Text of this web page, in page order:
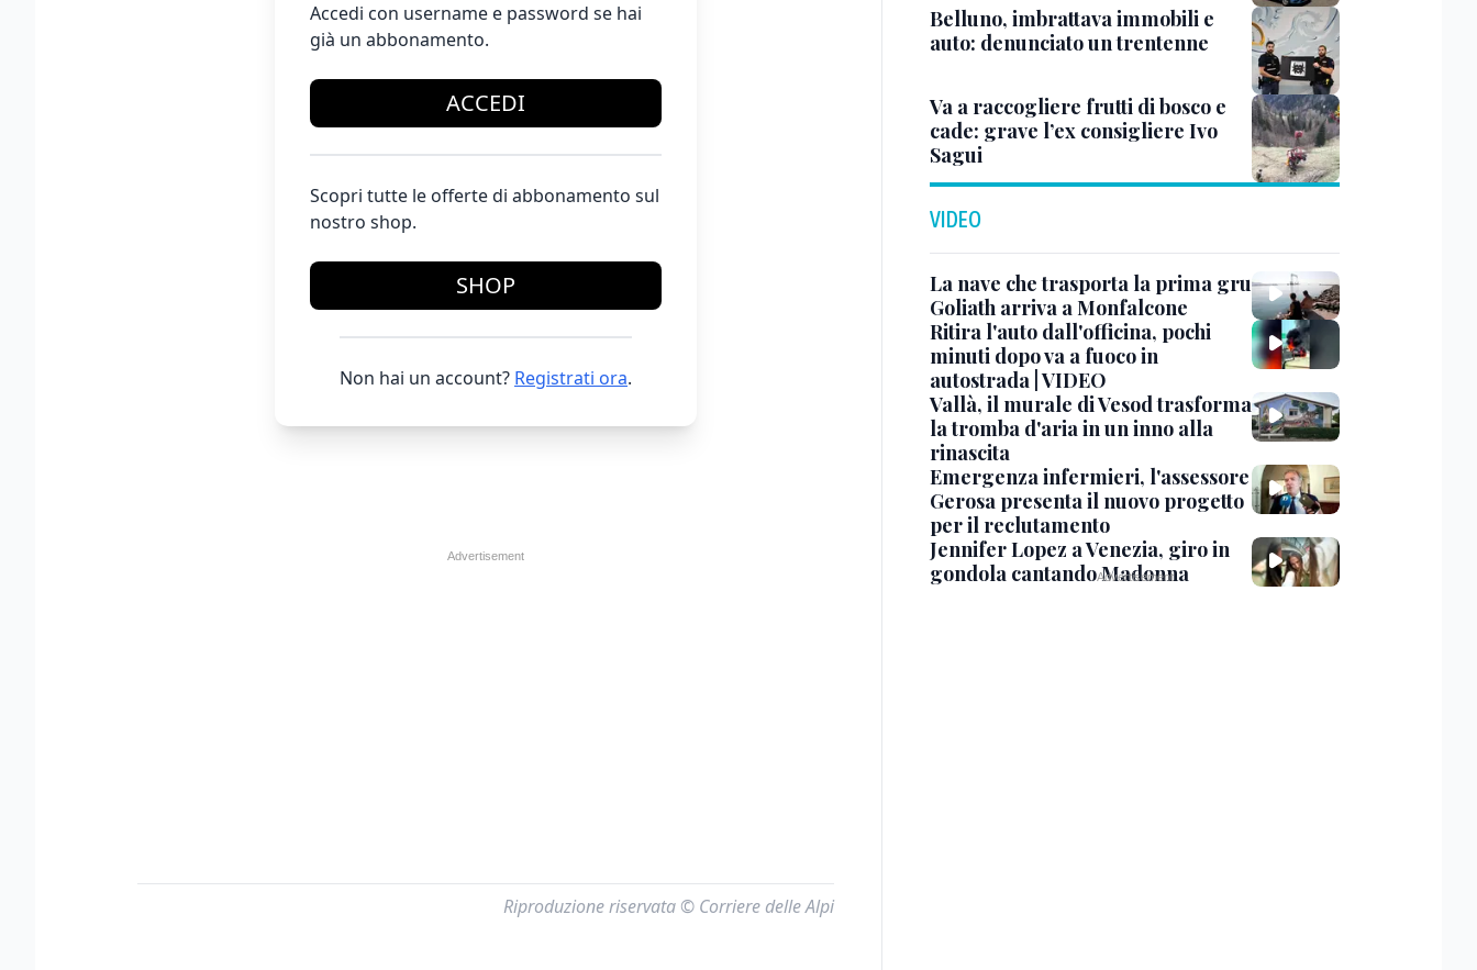
Accedi con username e password se hai
già un abbonamento.
ACCEDI
Scopri tutte le offerte di abbonamento sul
nostro shop.
SHOP
Non hai un account? Registrati ora.
Riproduzione riservata © Corriere delle Alpi
Belluno, imbrattava immobili e
auto: denunciato un trentenne
Va a raccogliere frutti di bosco e
cade: grave l’ex consigliere Ivo
Sagui
VIDEO
La nave che trasporta la prima gru
Goliath arriva a Monfalcone
Ritira l'auto dall'officina, pochi
minuti dopo va a fuoco in
autostrada | VIDEO
Vallà, il murale di Vesod trasforma
la tromba d'aria in un inno alla
rinascita
Emergenza infermieri, l'assessore
Gerosa presenta il nuovo progetto
per il reclutamento
Jennifer Lopez a Venezia, giro in
gondola cantando Madonna